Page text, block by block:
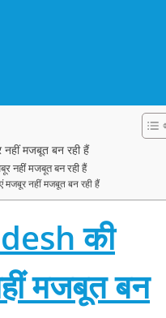
मजबूत बन रही हैं
नहीं मजबूत बन रही हैं
नहीं मजबूत बन रही हैं
की
मजबूत बन